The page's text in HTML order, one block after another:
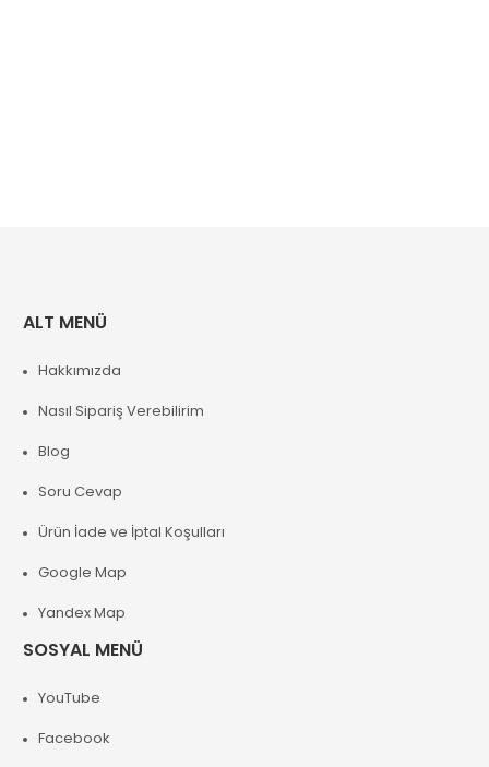
ALT MENÜ
Hakkımızda
Nasıl Sipariş Verebilirim
Blog
Soru Cevap
Ürün İade ve İptal Koşulları
Google Map
Yandex Map
SOSYAL MENÜ
YouTube
Facebook